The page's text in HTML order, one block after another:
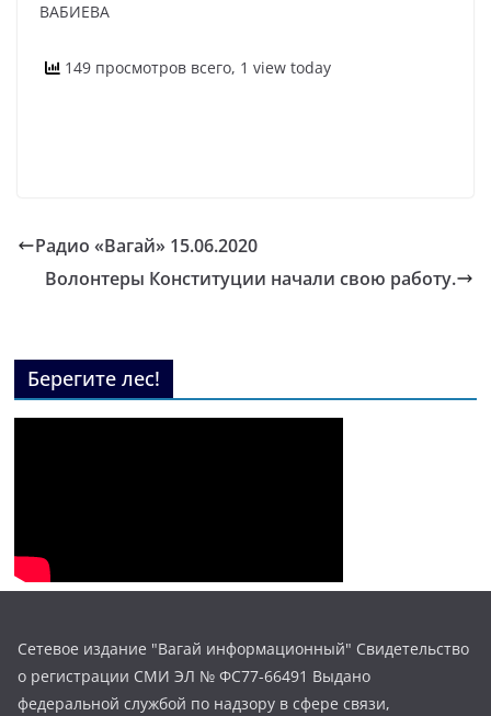
ВАБИЕВА
149 просмотров всего, 1 view today
Радио «Вагай» 15.06.2020
Волонтеры Конституции начали свою работу.
Берегите лес!
Сетевое издание "Вагай информационный" Свидетельство
о регистрации СМИ ЭЛ № ФС77-66491 Выдано
федеральной службой по надзору в сфере связи,